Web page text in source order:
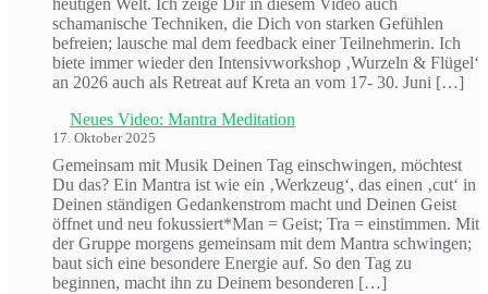
heutigen Welt. Ich zeige Dir in diesem Video auch
schamanische Techniken, die Dich von starken Gefühlen
befreien; lausche mal dem feedback einer Teilnehmerin. Ich
biete immer wieder den Intensivworkshop ‚Wurzeln & Flügel‘
an 2026 auch als Retreat auf Kreta an vom 17- 30. Juni […]
Neues Video: Mantra Meditation
17. Oktober 2025
Gemeinsam mit Musik Deinen Tag einschwingen, möchtest
Du das? Ein Mantra ist wie ein ‚Werkzeug‘, das einen ‚cut‘ in
Deinen ständigen Gedankenstrom macht und Deinen Geist
öffnet und neu fokussiert*Man = Geist; Tra = einstimmen. Mit
der Gruppe morgens gemeinsam mit dem Mantra schwingen;
baut sich eine besondere Energie auf. So den Tag zu
beginnen, macht ihn zu Deinem besonderen […]